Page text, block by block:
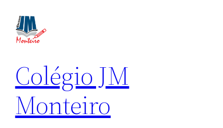
para
Colégio JM
Monteiro